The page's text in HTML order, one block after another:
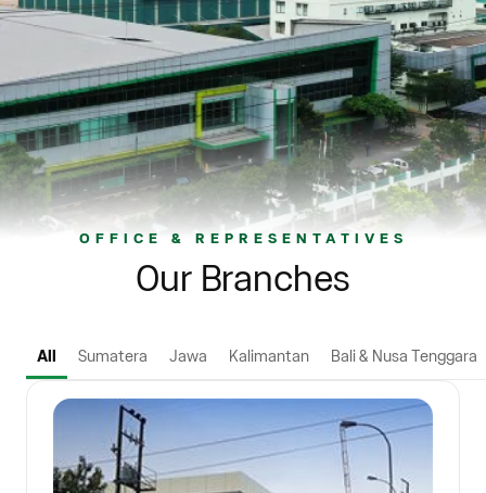
OFFICE & REPRESENTATIVES
Our Branches
All Sumatera Jawa Kalimantan Bali & Nusa Tenggara